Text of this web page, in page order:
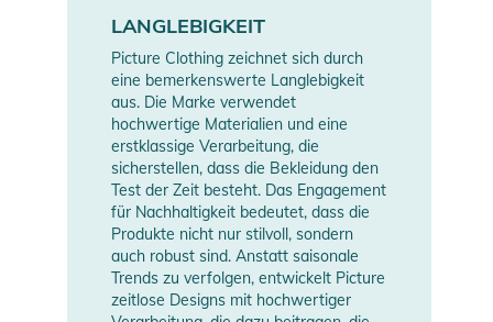
LANGLEBIGKEIT
Picture Clothing zeichnet sich durch
eine bemerkenswerte Langlebigkeit
aus. Die Marke verwendet
hochwertige Materialien und eine
erstklassige Verarbeitung, die
sicherstellen, dass die Bekleidung den
Test der Zeit besteht. Das Engagement
für Nachhaltigkeit bedeutet, dass die
Produkte nicht nur stilvoll, sondern
auch robust sind. Anstatt saisonale
Trends zu verfolgen, entwickelt Picture
zeitlose Designs mit hochwertiger